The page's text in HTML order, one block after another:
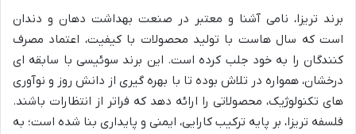
برند تریزا، نامی آشنا و معتبر در صنعت بهداشت دهان و دندان
است که سال هاست با تولید محصولات با کیفیت، اعتماد مصرف
کنندگان را به خود جلب کرده است. این برند سوئیسی با سابقه ای
درخشان، همواره در تلاش بوده تا با بهره گیری از دانش روز و نوآوری
های تکنولوژیک، محصولاتی را ارائه دهد که فراتر از انتظارات باشند.
فلسفه تریزا، بر پایه ترکیب کارایی، ایمنی و پایداری بنا شده است؛ به